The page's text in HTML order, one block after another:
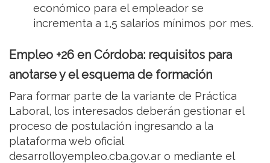
económico para el empleador se
incrementa a 1,5 salarios mínimos por mes.
Empleo +26 en Córdoba: requisitos para
anotarse y el esquema de formación
Para formar parte de la variante de Práctica
Laboral, los interesados deberán gestionar el
proceso de postulación ingresando a la
plataforma web oficial
desarrolloyempleo.cba.gov.ar o mediante el